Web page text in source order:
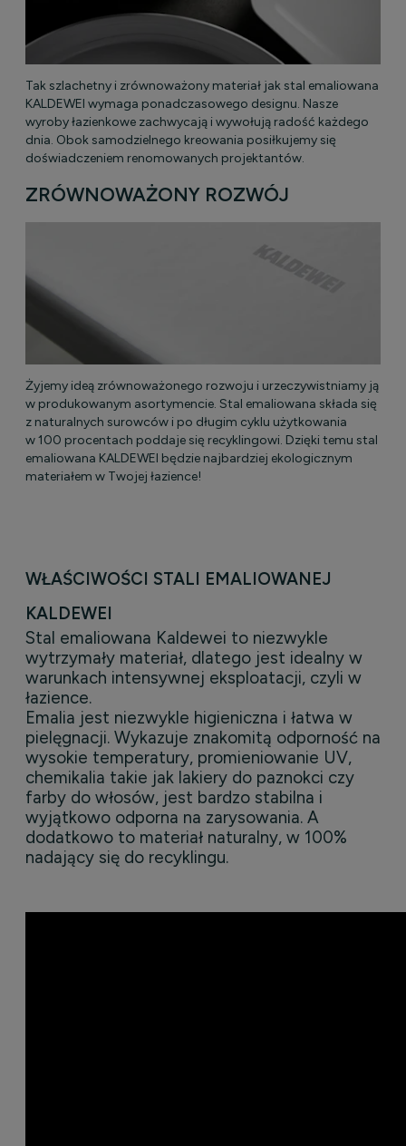
Tak szlachetny i zrównoważony materiał jak stal emaliowana
KALDEWEI wymaga ponadczasowego designu. Nasze
wyroby łazienkowe zachwycają i wywołują radość każdego
dnia. Obok samodzielnego kreowania posiłkujemy się
doświadczeniem renomowanych projektantów.
ZRÓWNOWAŻONY ROZWÓJ
Żyjemy ideą zrównoważonego rozwoju i urzeczywistniamy ją
w produkowanym asortymencie. Stal emaliowana składa się
z naturalnych surowców i po długim cyklu użytkowania
w 100 procentach poddaje się recyklingowi. Dzięki temu stal
emaliowana KALDEWEI będzie najbardziej ekologicznym
materiałem w Twojej łazience!
WŁAŚCIWOŚCI STALI EMALIOWANEJ
KALDEWEI
Stal emaliowana Kaldewei to niezwykle
wytrzymały materiał, dlatego jest idealny w
warunkach intensywnej eksploatacji, czyli w
łazience.
Emalia jest niezwykle higieniczna i łatwa w
pielęgnacji. Wykazuje znakomitą odporność na
wysokie temperatury, promieniowanie UV,
chemikalia takie jak lakiery do paznokci czy
farby do włosów, jest bardzo stabilna i
wyjątkowo odporna na zarysowania. A
dodatkowo to materiał naturalny, w 100%
nadający się do recyklingu.